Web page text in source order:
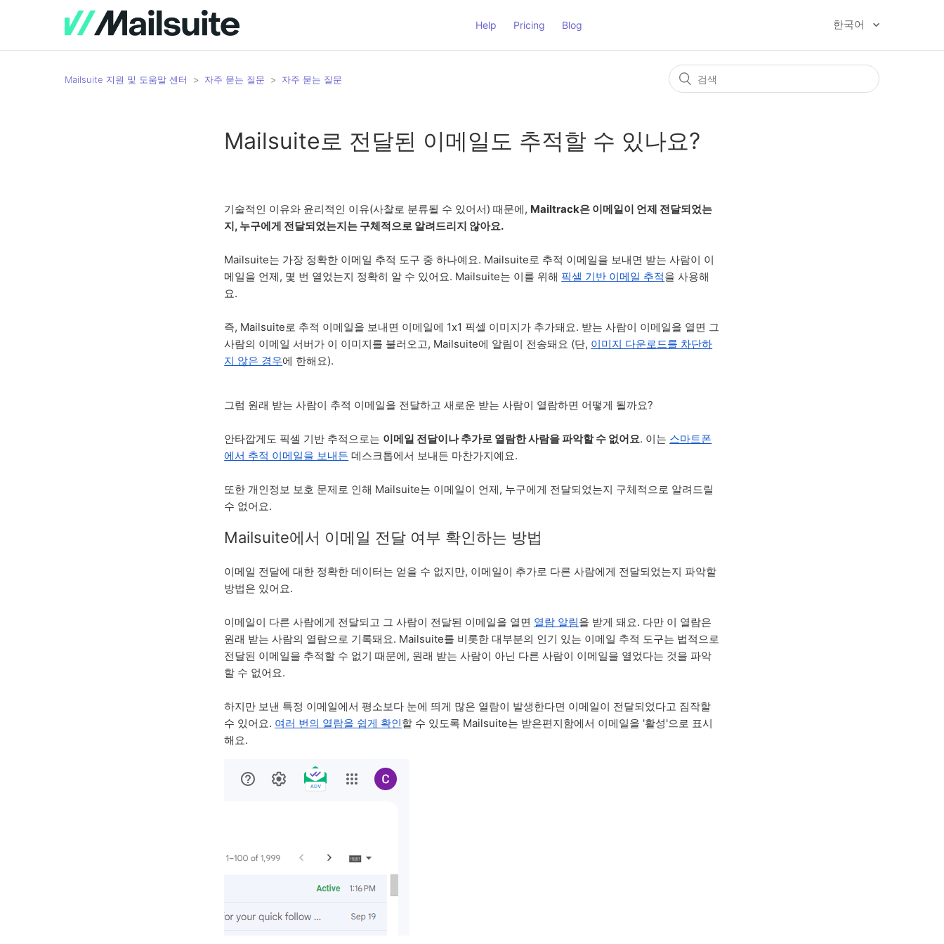
Help Pricing Blog 한국어
Mailsuite 지원 및 도움말 센터 자주 묻는 질문 자주 묻는 질문
Mailsuite로 전달된 이메일도 추적할 수 있나요?
기술적인 이유와 윤리적인 이유(사찰로 분류될 수 있어서) 때문에, Mailtrack은 이메일이 언제 전달되었는
지, 누구에게 전달되었는지는 구체적으로 알려드리지 않아요.
Mailsuite는 가장 정확한 이메일 추적 도구 중 하나예요. Mailsuite로 추적 이메일을 보내면 받는 사람이 이
메일을 언제, 몇 번 열었는지 정확히 알 수 있어요. Mailsuite는 이를 위해 픽셀 기반 이메일 추적을 사용해
요.
즉, Mailsuite로 추적 이메일을 보내면 이메일에 1x1 픽셀 이미지가 추가돼요. 받는 사람이 이메일을 열면 그
사람의 이메일 서버가 이 이미지를 불러오고, Mailsuite에 알림이 전송돼요 (단, 이미지 다운로드를 차단하
지 않은 경우에 한해요).
그럼 원래 받는 사람이 추적 이메일을 전달하고 새로운 받는 사람이 열람하면 어떻게 될까요?
안타깝게도 픽셀 기반 추적으로는 이메일 전달이나 추가로 열람한 사람을 파악할 수 없어요. 이는 스마트폰
에서 추적 이메일을 보내든 데스크톱에서 보내든 마찬가지예요.
또한 개인정보 보호 문제로 인해 Mailsuite는 이메일이 언제, 누구에게 전달되었는지 구체적으로 알려드릴
수 없어요.
Mailsuite에서 이메일 전달 여부 확인하는 방법
이메일 전달에 대한 정확한 데이터는 얻을 수 없지만, 이메일이 추가로 다른 사람에게 전달되었는지 파악할
방법은 있어요.
이메일이 다른 사람에게 전달되고 그 사람이 전달된 이메일을 열면 열람 알림을 받게 돼요. 다만 이 열람은
원래 받는 사람의 열람으로 기록돼요. Mailsuite를 비롯한 대부분의 인기 있는 이메일 추적 도구는 법적으로
전달된 이메일을 추적할 수 없기 때문에, 원래 받는 사람이 아닌 다른 사람이 이메일을 열었다는 것을 파악
할 수 없어요.
하지만 보낸 특정 이메일에서 평소보다 눈에 띄게 많은 열람이 발생한다면 이메일이 전달되었다고 짐작할
수 있어요. 여러 번의 열람을 쉽게 확인할 수 있도록 Mailsuite는 받은편지함에서 이메일을 '활성'으로 표시
해요.